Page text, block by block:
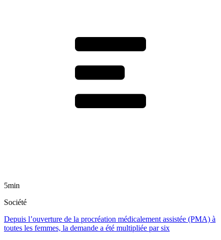
5min
Société
Depuis l’ouverture de la procréation médicalement assistée (PMA) à
toutes les femmes, la demande a été multipliée par six